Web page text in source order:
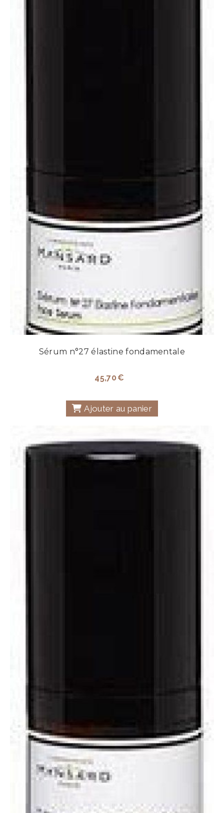
Sérum n°27 élastine fondamentale
45,70 €
Ajouter au panier